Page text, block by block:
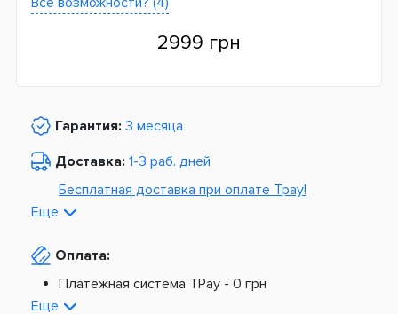
2999 грн
Гарантия: 3 месяца
Доставка: 1-3 раб. дней
Бесплатная доставка при оплате Tpay!
Из Европы от
Платная доставка по Украине:
Еще
Оплата:
Платежная система TPay - 0 грн
На расчетный счет -
Еще